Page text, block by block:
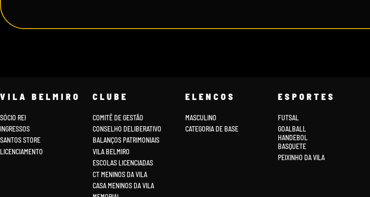
VILA BELMIRO
SÓCIO REI
INGRESSOS
SANTOS STORE
LICENCIAMENTO
CLUBE
COMITÊ DE GESTÃO
CONSELHO DELIBERATIVO
BALANÇOS PATRIMONIAIS
VILA BELMIRO
ESCOLAS LICENCIADAS
CT MENINOS DA VILA
CASA MENINOS DA VILA
ELENCOS
MASCULINO
CATEGORIA DE BASE
ESPORTES
FUTSAL
GOALBALL
HANDEBOL
BASQUETE
PEIXINHO DA VILA